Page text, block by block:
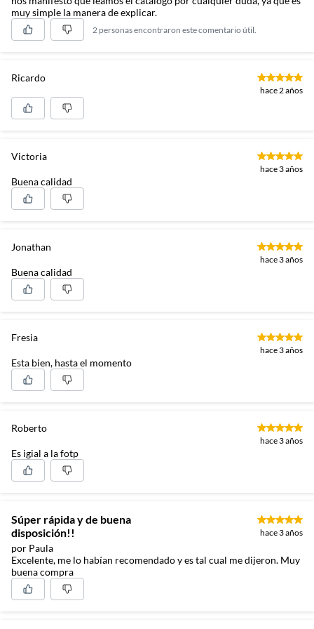
muy simple la manera de explicar.
2 personas encontraron este comentario útil.
Ricardo
hace 2 años
Victoria
hace 3 años
Buena calidad
Jonathan
hace 3 años
Buena calidad
Fresia
hace 3 años
Esta bien, hasta el momento
Roberto
hace 3 años
Es igial a la fotp
Súper rápida y de buena
disposición!!
por Paula
hace 3 años
Excelente, me lo habían recomendado y es tal cual me dijeron. Muy
buena compra